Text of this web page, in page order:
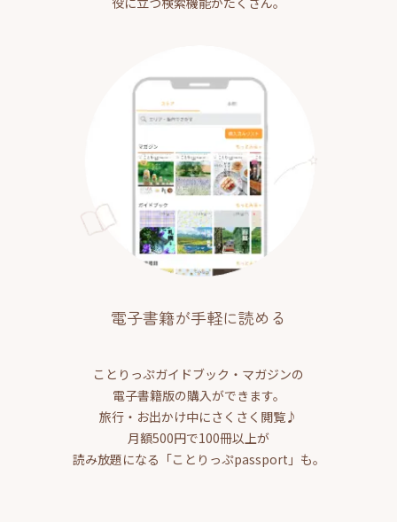
電子書籍が手軽に読める
ことりっぷガイドブック・マガジンの
電子書籍版の購入ができます。
旅行・お出かけ中にさくさく閲覧♪
月額500円で100冊以上が
読み放題になる「ことりっぷpassport」も。